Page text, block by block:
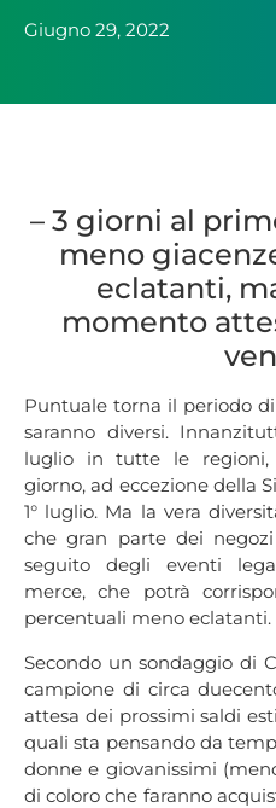
Giugno 29, 2022
– 3 giorni al
meno
eclatanti,
momento
Puntuale torna il periodo
saranno diversi.
luglio in tutte le regioni,
giorno, ad eccezione della
1° luglio. Ma la vera
che gran parte dei
seguito degli eventi
merce, che potrà
percentuali meno eclatanti.
Secondo un sondaggio di
campione di circa
attesa dei prossimi saldi
quali sta pensando da
donne e giovanissimi
di coloro che faranno